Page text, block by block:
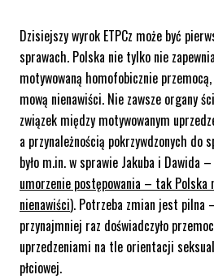
Dzisiejszy wyrok ETPCz może być
sprawach. Polska nie tylko nie
motywowaną homofobicznie
mową nienawiści. Nie zawsze organy
związek między motywowanym
a przynależnością pokrzywdzonych do
było m.in. w sprawie Jakuba i Dawida
umorzenie postępowania – tak Polska
nienawiści). Potrzeba zmian jest pilna
przynajmniej raz doświadczyło
uprzedzeniami na tle orientacji
płciowej.